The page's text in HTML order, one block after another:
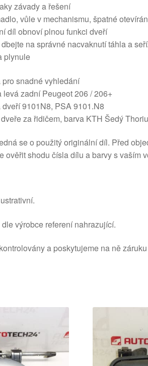
závady a řešení
vůle v mechanismu, špatné
díl obnoví plnou funkci dveří
na správné nacvaknutí táhla a
plynule
snadné vyhledání
levá zadní Peugeot 206 / 206+
9101N8, PSA 9101.N8
za řidičem, barva KTH Šedý
se o použitý originální díl. Před
ověřit shodu čísla dílu a barvy s vaším
výrobce referení nahrazující.
a poskytujeme na ně